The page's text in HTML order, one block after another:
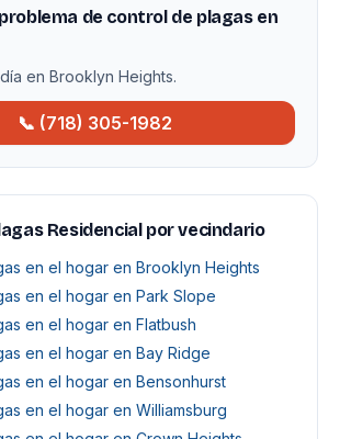
de control de plagas en
en Brooklyn Heights.
📞 (718) 305-1982
Residencial por vecindario
en el hogar en Brooklyn Heights
en el hogar en Park Slope
en el hogar en Flatbush
en el hogar en Bay Ridge
en el hogar en Bensonhurst
en el hogar en Williamsburg